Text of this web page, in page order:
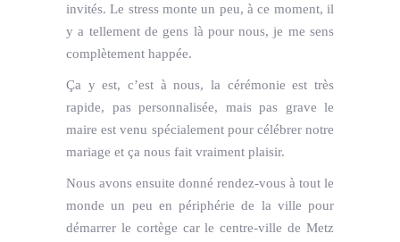
invités. Le stress monte un peu, à ce moment, il
y a tellement de gens là pour nous, je me sens
complètement happée.
Ça y est, c’est à nous, la cérémonie est très
rapide, pas personnalisée, mais pas grave le
maire est venu spécialement pour célébrer notre
mariage et ça nous fait vraiment plaisir.
Nous avons ensuite donné rendez-vous à tout le
monde un peu en périphérie de la ville pour
démarrer le cortège car le centre-ville de Metz